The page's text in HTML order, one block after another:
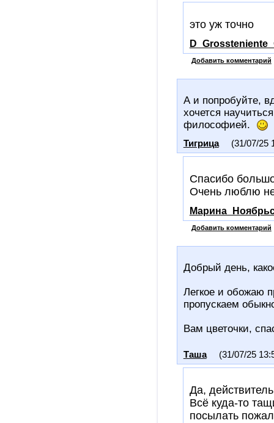
это уж точно
Добавить комментарий
А и попробуйте,
хочется
философией.
Тигрица (31/07/25
Спасибо
Очень люблю
Добавить комментарий
Добрый день,
Легкое и обожаю
пропускаем
Вам цветочки,
Таша (31/07/25
Да,
Всё куда-то
посылать